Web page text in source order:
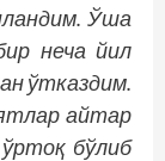
Ўша
неча йил
ўтказдим.
айтар
бўлиб